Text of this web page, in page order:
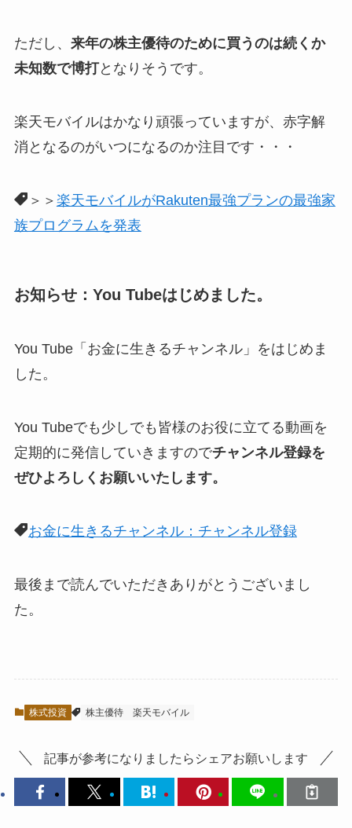
ただし、 来年の株主優待のために買うのは続くか
未知数で博打となりそうです。
楽天モバイルはかなり頑張っていますが、赤字解
消となるのがいつになるのか注目です・・・
＞＞ 楽天モバイルがRakuten最強プランの最強家
族プログラムを発表
お知らせ：You Tubeはじめました。
You Tube「お金に生きるチャンネル」をはじめま
した。
You Tubeでも少しでも皆様のお役に立てる動画を
定期的に発信していきますのでチャンネル登録を
ぜひよろしくお願いいたします。
お金に生きるチャンネル：チャンネル登録
最後まで読んでいただきありがとうございまし
た。
株式投資 株主優待 楽天モバイル
記事が参考になりましたらシェアお願いします